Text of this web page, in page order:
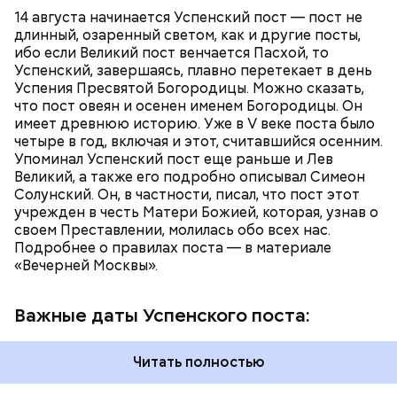
14 августа начинается Успенский пост — пост не
длинный, озаренный светом, как и другие посты,
ибо если Великий пост венчается Пасхой, то
Успенский, завершаясь, плавно перетекает в день
Успения Пресвятой Богородицы. Можно сказать,
что пост овеян и осенен именем Богородицы. Он
имеет древнюю историю. Уже в V веке поста было
четыре в год, включая и этот, считавшийся осенним.
Упоминал Успенский пост еще раньше и Лев
Великий, а также его подробно описывал Симеон
Солунский. Он, в частности, писал, что пост этот
учрежден в честь Матери Божией, которая, узнав о
своем Преставлении, молилась обо всех нас.
Подробнее о правилах поста — в материале
«Вечерней Москвы».
Важные даты Успенского поста:
Спас Медовый (14 августа), или Спас Мокрый,
поскольку в этот день не только освящают
мед, но и совершают чин водоосвящения —
освящают реки, озера, источники.
19 августа — Яблочный Спас. В церкви
освящают яблоки, виноград и иные плоды.
А вскоре после окончания Успенского поста
наступает Спас Ореховый — 29 августа.
Иначе его называют Хлебным Спасом,
поскольку по времени он совпадает с
окончанием жатвы.
Читать полностью
ПРАВОСЛАВИЕ ХРИСТИАНСТВО РЕЛИГИЯ
Пародия на популярные в 1980-е годы шпионские
триллеры и экзотические мелодрамы многих
поставила в тупик из-за своей «идеологической
диверсионности» — представители немецких
властей выглядят в фильме как фашистские
Мадмартиган, «Уиллоу» (Willow, 1988)
Virtual Insanity (из альбома "Travelling Without
Moving", 1996)